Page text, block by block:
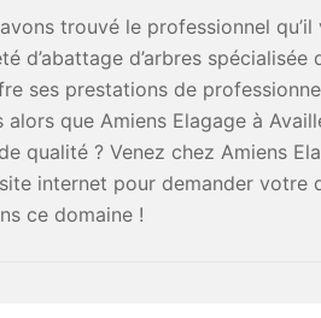
trouvé le professionnel
d’abattage d’arbres spécialisée
ses prestations de
que Amiens Elagage à
qualité ? Venez chez Amiens
internet pour demander votre
ce domaine !